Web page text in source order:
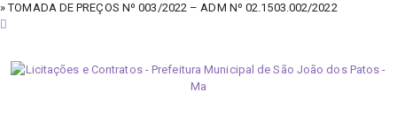
» TOMADA DE PREÇOS Nº 003/2022 – ADM Nº 02.1503.002/2022